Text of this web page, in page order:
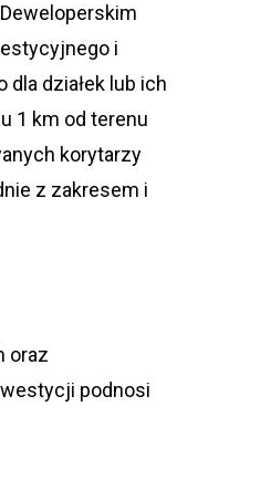
i
działek lub ich
1 km od terenu
korytarzy
z zakresem i
oraz
podnosi